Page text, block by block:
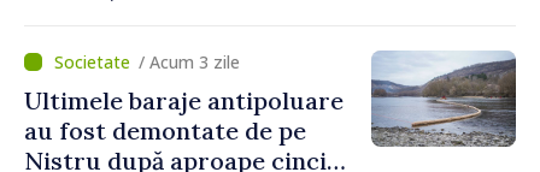
/ Acum 3 zile
Ultimele baraje antipoluare
au fost demontate de pe
Nistru după aproape cinci